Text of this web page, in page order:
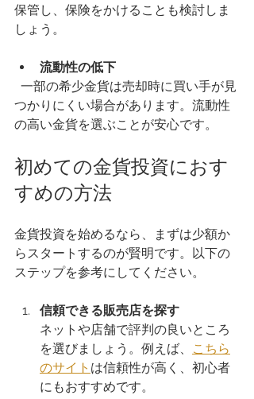
保管し、保険をかけることも検討しま
しょう。
流動性の低下
つかりにくい場合があります。流動性
の高い金貨を選ぶことが安心です。
初めての金貨投資におす
すめの方法
金貨投資を始めるなら、まずは少額か
らスタートするのが賢明です。以下の
ステップを参考にしてください。
信頼できる販売店を探す
ネットや店舗で評判の良いところ
を選びましょう。例えば、
こちら
のサイト は信頼性が高く、初心者
にもおすすめです。